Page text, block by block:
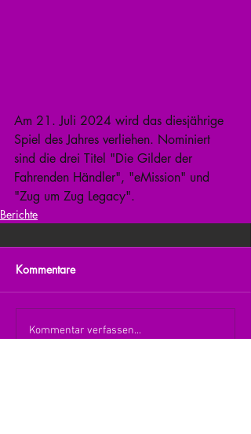
Am 21. Juli 2024 wird das diesjährige
Spiel des Jahres verliehen. Nominiert
sind die drei Titel "Die Gilder der
Fahrenden Händler", "eMission" und
"Zug um Zug Legacy".
Berichte
Kommentare
Kommentar verfassen...